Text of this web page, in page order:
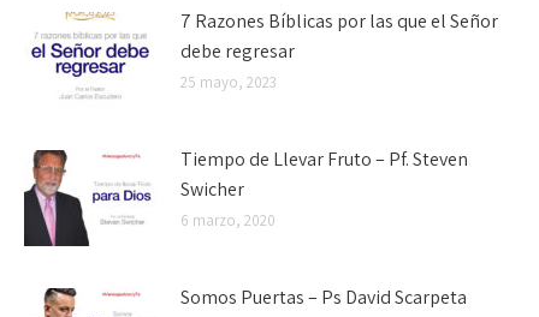
7 Razones Bíblicas por las que el Señor
debe regresar
25 mayo, 2023
Tiempo de Llevar Fruto – Pf. Steven
Swicher
6 marzo, 2020
Somos Puertas – Ps David Scarpeta